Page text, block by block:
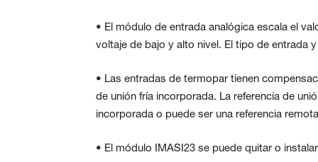
• El módulo de entrada analógica escala el
voltaje de bajo y alto nivel. El tipo de entrada
• Las entradas de termopar tienen
de unión fría incorporada. La referencia de
incorporada o puede ser una referencia
• El módulo IMASI23 se puede quitar o